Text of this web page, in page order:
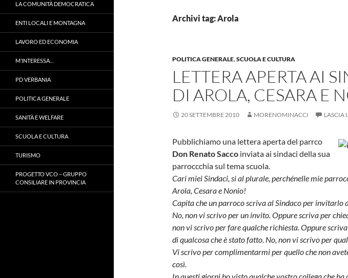
Archivi tag: Arola
POLITICA GENERALE,SCUOLA E CULTURA
LETTERA APERTA AI
DI AROLA, CESARA E
20 SETTEMBRE 2010 MORENOMINACCI LASCIA
Pubblichiamo una lettera aperta del parrco
Don Renato Sacco inviata ai sindaci della sua
parroccchia sul tema scuola.
Cari miei Sindaci, si al plurale, perchénelle mie
Arola, Cesara e Nonio!
Capita che un parroco scriva al Sindaco per invitarlo
No, non vi scrivo per un invito. Oppure scriva per
non vi scrivo per fare qualche richiesta. Oppure
di qualcosa che è stato fatto. No, non vi scrivo per
Vi scrivo per complimentarmi per quello che non
così.
LA COMUNITÀ DEMOCRATICA
ENTI LOCALI E MONTAGNA
LAVORO ED ECONOMIA
M’INTERESSA…
PD VERBANIA
POLITICA GENERALE
SANITÀ E WELFARE
SCUOLA E CULTURA
TURISMO
PROGETTO VCO – GRUPPO
CONSILIARE IN PROVINCIA